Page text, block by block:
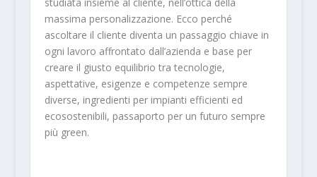
studiata insieme al cliente, nell’ottica della
massima personalizzazione. Ecco perché
ascoltare il cliente diventa un passaggio chiave in
ogni lavoro affrontato dall’azienda e base per
creare il giusto equilibrio tra tecnologie,
aspettative, esigenze e competenze sempre
diverse, ingredienti per impianti efficienti ed
ecosostenibili, passaporto per un futuro sempre
più green.